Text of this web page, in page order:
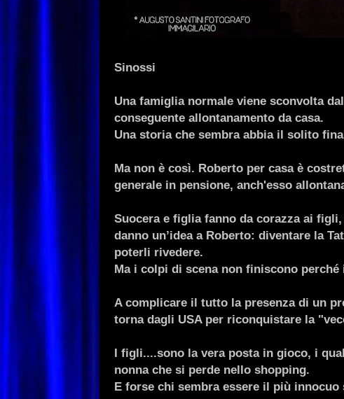
Sinossi
Una famiglia normale viene sconvolta
conseguente allontanamento da casa.
Una storia che sembra abbia il solito
Ma non è così. Roberto per casa è
generale in pensione, anch'esso
Suocera e figlia fanno da corazza ai
danno un’idea a Roberto: diventare la
poterli rivedere.
Ma i colpi di scena non finiscono perché
A complicare il tutto la presenza di un
torna dagli USA per riconquistare la
I figli....sono la vera posta in gioco, i
nonna che si perde nello shopping.
E forse chi sembra essere il più